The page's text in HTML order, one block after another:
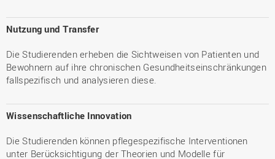
Nutzung und Transfer
Die Studierenden erheben die Sichtweisen von Patienten und
Bewohnern auf ihre chronischen Gesundheitseinschränkungen
fallspezifisch und analysieren diese.
Wissenschaftliche Innovation
Die Studierenden können pflegespezifische Interventionen
unter Berücksichtigung der Theorien und Modelle für